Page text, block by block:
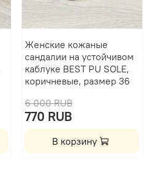
Женские кожаные
сандалии на устойчивом
каблуке BEST PU SOLE,
коричневые, размер 36
6 000 RUB
770 RUB
В корзину